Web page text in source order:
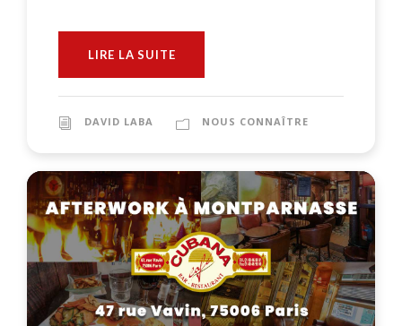
LIRE LA SUITE
DAVID LABA NOUS CONNAÎTRE